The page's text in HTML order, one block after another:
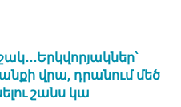
վրա, դրանում մեծ
շանս կա